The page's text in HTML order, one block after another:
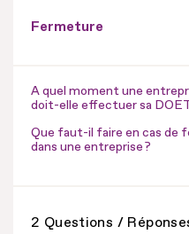
Fermeture
A quel moment une
doit-elle effectuer sa
Que faut-il faire en cas de
dans une entreprise ?
2 Questions /